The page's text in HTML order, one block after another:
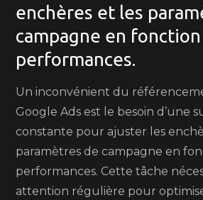
enchères et les
campagne en
performances.
Un inconvénient du
Google Ads est le besoin d’une
constante pour ajuster les
paramètres de campagne en
performances. Cette tâche
attention régulière pour